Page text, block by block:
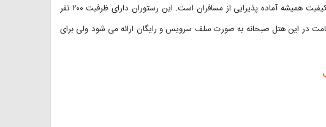
رستوران خاقان در این هتل نیز با منوی متنوع و غذاهای با کیفیت همیشه آماده پذیرایی از مسافران است. این رستوران دارای ظرفیت ۲۰۰ نفر
در این هتل صبحانه به صورت سلف سرویس و رایگان ارائه می شود ولی برای